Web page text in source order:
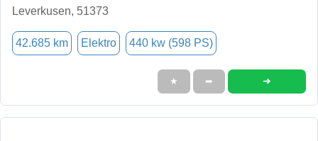
Leverkusen, 51373
42.685 km Elektro 440 kw (598 PS)
★ ➦ ➜